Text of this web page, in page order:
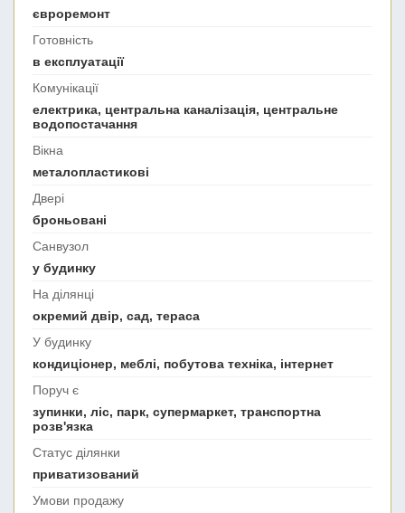
євроремонт
Готовність
в експлуатації
Комунікації
електрика, центральна каналізація, центральне
водопостачання
Вікна
металопластикові
Двері
броньовані
Санвузол
у будинку
На ділянці
окремий двір, сад, тераса
У будинку
кондиціонер, меблі, побутова техніка, інтернет
Поруч є
зупинки, ліс, парк, супермаркет, транспортна
розв'язка
Статус ділянки
приватизований
Умови продажу